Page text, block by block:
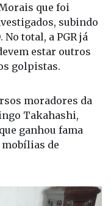
que foi
subindo
total, a PGR já
estar outros
golpistas.
moradores da
Takahashi,
ganhou fama
de